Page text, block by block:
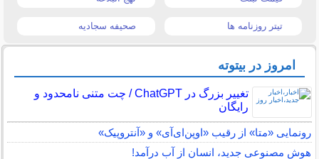
تیتر روزنامه ها صحیفه سجادیه
امروز در بیتوته
تغییر بزرگ در ChatGPT / چت متنی نامحدود و
رایگان
رونمایی «متا» از رقیب «اوپن‌ای‌آی» و «آنتروپیک»
هوش مصنوعی جدید، انسان از آب درآمد!